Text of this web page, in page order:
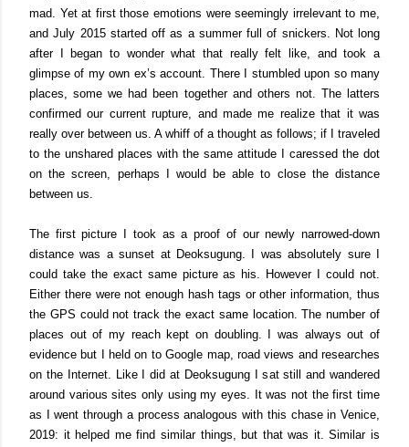
mad. Yet at first those emotions were seemingly irrelevant to me,
and July 2015 started off as a summer full of snickers. Not long
after I began to wonder what that really felt like, and took a
glimpse of my own ex’s account. There I stumbled upon so many
places, some we had been together and others not. The latters
confirmed our current rupture, and made me realize that it was
really over between us. A whiff of a thought as follows; if I traveled
to the unshared places with the same attitude I caressed the dot
on the screen, perhaps I would be able to close the distance
between us.
The first picture I took as a proof of our newly narrowed-down
distance was a sunset at Deoksugung. I was absolutely sure I
could take the exact same picture as his. However I could not.
Either there were not enough hash tags or other information, thus
the GPS could not track the exact same location. The number of
places out of my reach kept on doubling. I was always out of
evidence but I held on to Google map, road views and researches
on the Internet. Like I did at Deoksugung I sat still and wandered
around various sites only using my eyes. It was not the first time
as I went through a process analogous with this chase in Venice,
2019: it helped me find similar things, but that was it. Similar is